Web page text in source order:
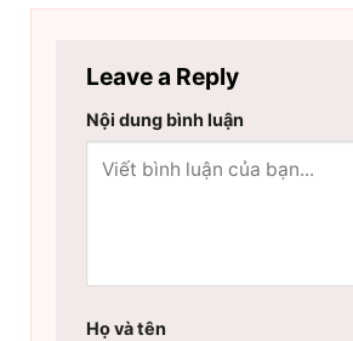
Leave a Reply
Nội dung bình luận
Họ và tên